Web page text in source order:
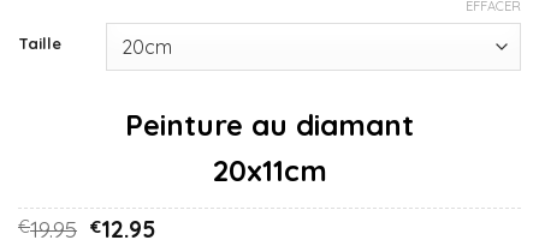
Taille
EFFACER
20x11cm
€19.95 €12.95